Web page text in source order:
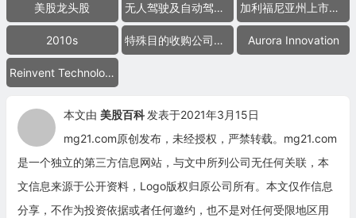
美股龙头股 无人驾驶及自动驾驶技术公司 加利福尼亚州上市公司
2010s 特殊目的收购公司合并上市 Aurora Innovation
Reinvent Technology Partners Y
本文由 美股百科 发表于2021年3月15日
mg21.com原创发布，未经授权，严禁转载。mg21.com
是一个独立的第三方信息网站，与文中所列公司无任何关联，本
文信息来源于公开资料，Logo版权归原公司所有。本文仅作信息
分享，不作为投资依据或者任何邀约，也不是对任何受限地区用